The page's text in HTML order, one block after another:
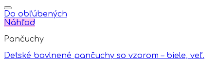
product
has
multiple
The
may
Do obľúbených
Náhľad
Pančuchy
Detské bavlnené pančuchy so vzorom – biele, veľ.